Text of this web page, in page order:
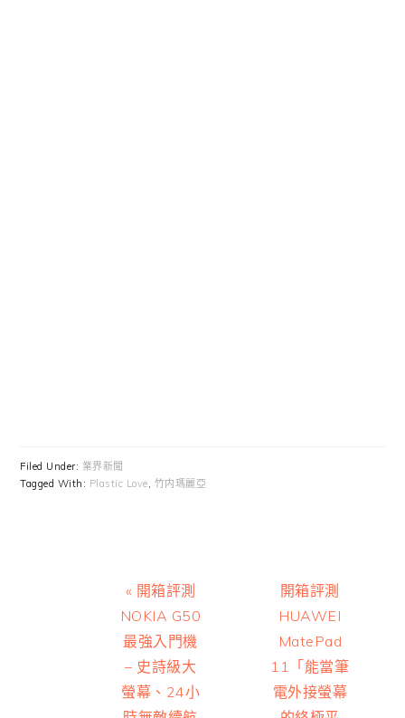
Filed Under: 業界新聞
Tagged With: Plastic Love, 竹内瑪麗亞
Previous
Post:
« 開箱評測
NOKIA G50
最強入門機
– 史詩級大
螢幕、24小
Next
Post:
開箱評測
HUAWEI
MatePad
11「能當筆
電外接螢幕